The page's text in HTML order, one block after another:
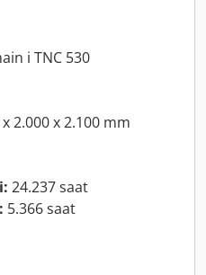
i TNC 530
2.000 x 2.100 mm
24.237 saat
5.366 saat